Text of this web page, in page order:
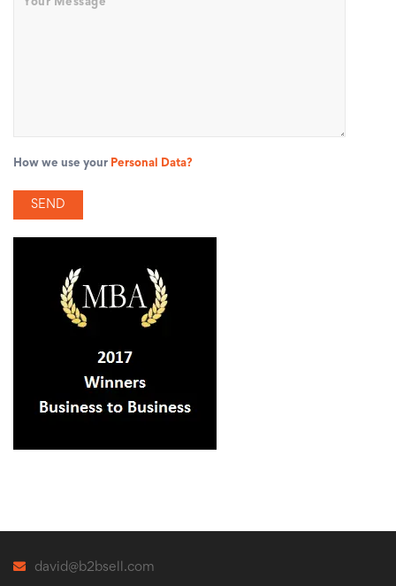
How we use your Personal Data?
david@b2bsell.com